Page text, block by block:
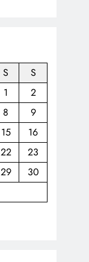
S
S
1
2
8
9
15
16
22
23
29
30